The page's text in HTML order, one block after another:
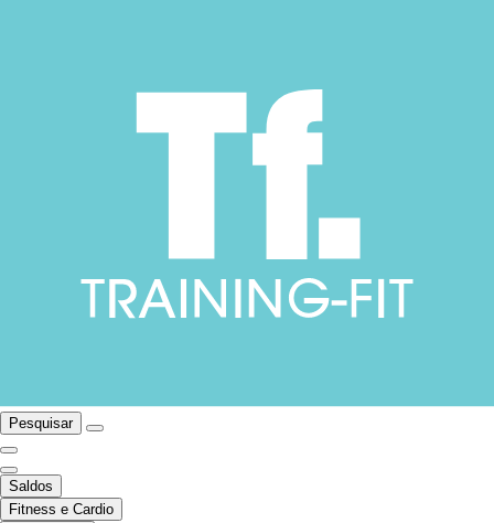
Pesquisar
Saldos
Fitness e Cardio